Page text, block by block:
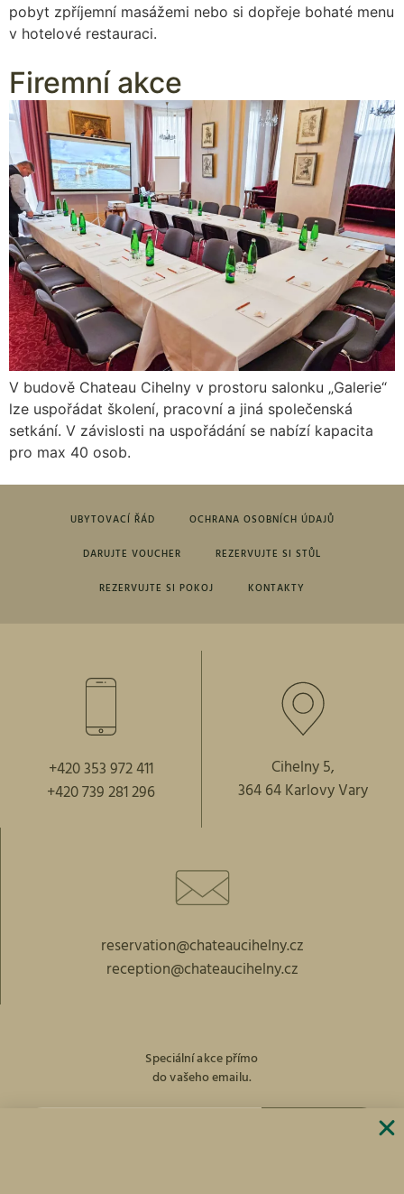
pobyt zpříjemní masážemi nebo si dopřeje bohaté menu
v hotelové restauraci.
Firemní akce
V budově Chateau Cihelny v prostoru salonku „Galerie“
lze uspořádat školení, pracovní a jiná společenská
setkání. V závislosti na uspořádání se nabízí kapacita
pro max 40 osob.
UBYTOVACÍ ŘÁD OCHRANA OSOBNÍCH ÚDAJŮ
DARUJTE VOUCHER REZERVUJTE SI STŮL
REZERVUJTE SI POKOJ KONTAKTY
+420 353 972 411
+420 739 281 296
Cihelny 5,
364 64 Karlovy Vary
reservation@chateaucihelny.cz
reception@chateaucihelny.cz
Speciální akce přímo
do vašeho emailu.